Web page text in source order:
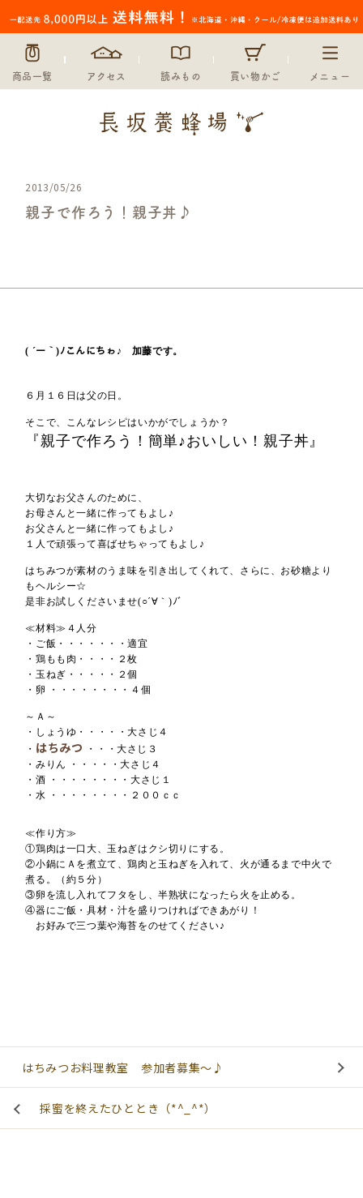
商品一覧 アクセス 読みもの 買い物かご メニュー
2013/05/26
親子で作ろう！親子丼♪
( ´ー｀)ﾉこんにちゎ♪ 加藤です。
６月１６日は父の日。
そこで、こんなレシピはいかがでしょうか？
『親子で作ろう！簡単♪おいしい！親子丼』
大切なお父さんのために、
お母さんと一緒に作ってもよし♪
お父さんと一緒に作ってもよし♪
１人で頑張って喜ばせちゃってもよし♪
はちみつが素材のうま味を引き出してくれて、さらに、お砂糖より
もヘルシー☆
是非お試しくださいませ(○´∀｀)ﾉﾞ
≪材料≫４人分
・ご飯・・・・・・・適宜
・鶏もも肉・・・・２枚
・玉ねぎ・・・・・２個
・卵 ・・・・・・・・４個
～Ａ～
・しょうゆ・・・・・大さじ４
・ はちみつ
・・・大さじ３
・みりん ・・・・・大さじ４
・酒 ・・・・・・・・大さじ１
・水 ・・・・・・・・２００ｃｃ
≪作り方≫
①鶏肉は一口大、玉ねぎはクシ切りにする。
②小鍋にＡを煮立て、鶏肉と玉ねぎを入れて、火が通るまで中火で
煮る。（約５分）
③卵を流し入れてフタをし、半熟状になったら火を止める。
④器にご飯・具材・汁を盛りつければできあがり！
お好みで三つ葉や海苔をのせてください♪
はちみつお料理教室 参加者募集～♪
採蜜を終えたひととき（*^_^*）